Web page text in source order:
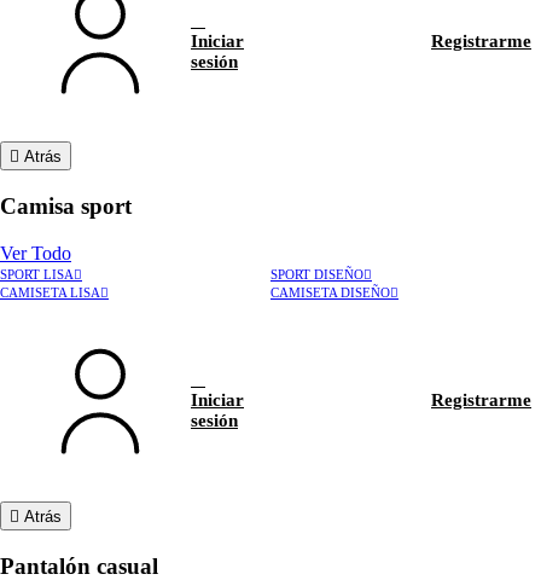
Iniciar
sesión
Registrarme
Atrás
Camisa sport
Ver Todo
SPORT LISA
SPORT DISEÑO
CAMISETA LISA
CAMISETA DISEÑO
Iniciar
sesión
Registrarme
Atrás
Pantalón casual